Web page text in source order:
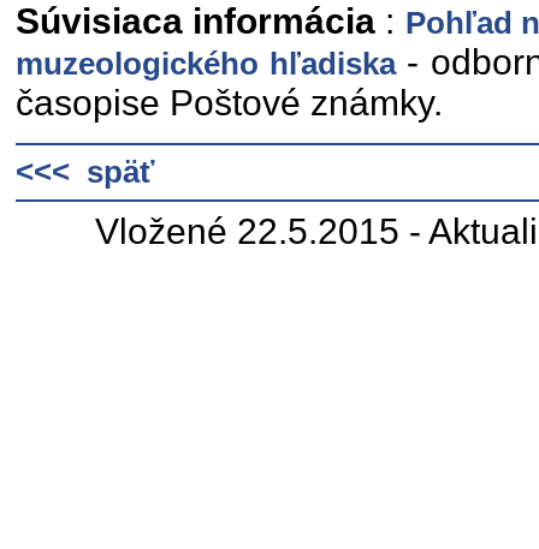
Súvisiaca informácia : Pohľad
muzeologického hľadiska-
časopise Poštové známky.
<<< späť
Vložené 22.5.2015 -